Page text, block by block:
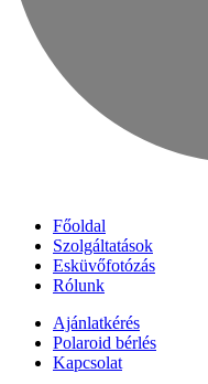
Főoldal
Szolgáltatások
Esküvőfotózás
Rólunk
Ajánlatkérés
Polaroid bérlés
Kapcsolat